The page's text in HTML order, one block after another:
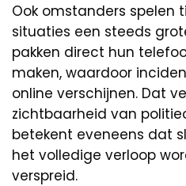
Ook omstanders spelen
situaties een steeds
pakken direct hun
maken, waardoor
online verschijnen. Dat
zichtbaarheid van
betekent eveneens dat
het volledige verloop
verspreid.